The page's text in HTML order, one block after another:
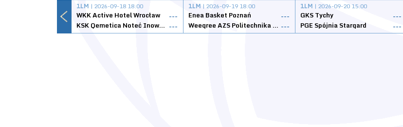
1LM | 2026-09-18 18:00
WKK Active Hotel Wrocław
---
KSK Qemetica Noteć Inowrocław ---
1LM | 2026-09-19 18:00
Enea Basket Poznań
---
Weegree AZS Politechnika Opolska ---
1LM | 2026-09-20 15:00
GKS Tychy
---
PGE Spójnia Stargard
---